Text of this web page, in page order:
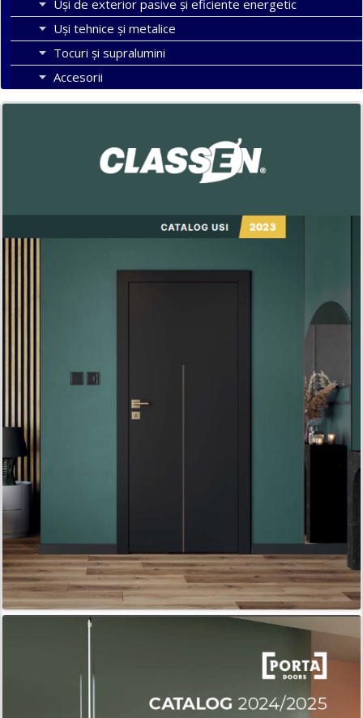
Uşi de exterior pasive şi eficiente energetic
Uși tehnice și metalice
Tocuri şi supralumini
Accesorii